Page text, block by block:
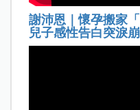
謝沛恩｜懷孕搬家
兒子感性告白突淚